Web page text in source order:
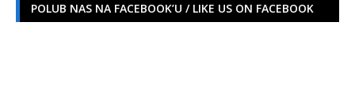
POLUB NAS NA FACEBOOK’U / LIKE US ON FACEBOOK